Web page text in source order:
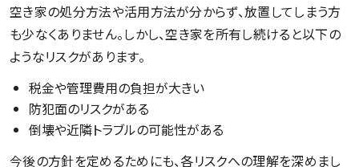
空き家の処分方法や活用方法が分からず、放置してしまう方
も少なくありません。しかし、空き家を所有し続けると以下の
ようなリスクがあります。
税金や管理費用の負担が大きい
防犯面のリスクがある
倒壊や近隣トラブルの可能性がある
今後の方針を定めるためにも、各リスクへの理解を深めまし